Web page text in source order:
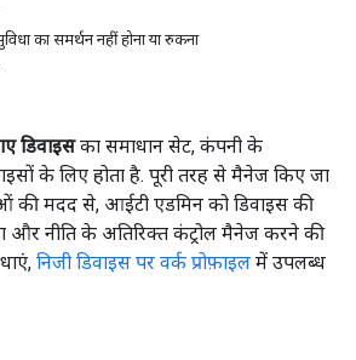
का समर्थन नहीं होना या रुकना
डिवाइसका समाधान सेट, कंपनी के
के लिए होता है. पूरी तरह से मैनेज किए जा
की मदद से, आईटी एडमिन को डिवाइस की
और नीति के अतिरिक्त कंट्रोल मैनेज करने की
निजी डिवाइस पर वर्क प्रोफ़ाइल में उपलब्ध